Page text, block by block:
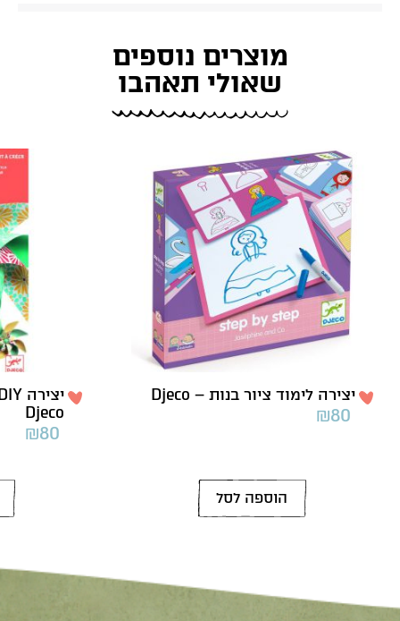
מוצרים נוספים
שאולי תאהבו
יצירה לימוד ציור בנות – Djeco
₪80
הוספה לסל
Djeco
₪80